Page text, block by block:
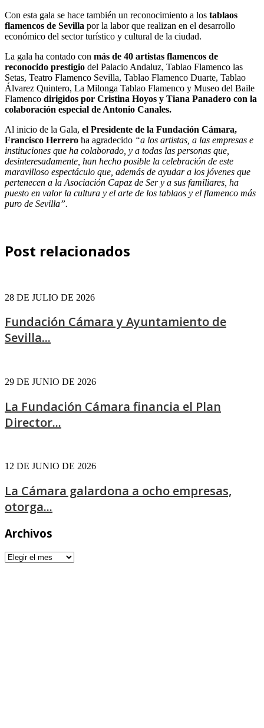
Con esta gala se hace también un reconocimiento a los tablaos
flamencos de Sevilla por la labor que realizan en el desarrollo
económico del sector turístico y cultural de la ciudad.
La gala ha contado con más de 40 artistas flamencos de
reconocido prestigio del Palacio Andaluz, Tablao Flamenco las
Setas, Teatro Flamenco Sevilla, Tablao Flamenco Duarte, Tablao
Álvarez Quintero, La Milonga Tablao Flamenco y Museo del Baile
Flamenco dirigidos por Cristina Hoyos y Tiana Panadero con la
colaboración especial de Antonio Canales.
Al inicio de la Gala, el Presidente de la Fundación Cámara,
Francisco Herrero ha agradecido “a los artistas, a las empresas e
instituciones que ha colaborado, y a todas las personas que,
desinteresadamente, han hecho posible la celebración de este
maravilloso espectáculo que, además de ayudar a los jóvenes que
pertenecen a la Asociación Capaz de Ser y a sus familiares, ha
puesto en valor la cultura y el arte de los tablaos y el flamenco más
puro de Sevilla”.
Post relacionados
28 DE JULIO DE 2026
Fundación Cámara y Ayuntamiento de
Sevilla...
29 DE JUNIO DE 2026
La Fundación Cámara financia el Plan
Director...
12 DE JUNIO DE 2026
La Cámara galardona a ocho empresas,
otorga...
Archivos
Archivos